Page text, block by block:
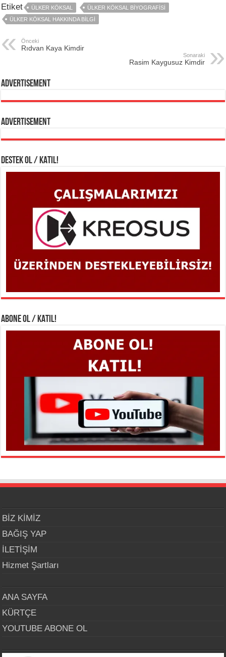
Etiket ÜLKER KÖKSAL
ÜLKER KÖKSAL BIYOGRAFISI
ÜLKER KÖKSAL HAKKINDA BILGI
Önceki
Rıdvan Kaya Kimdir
Sonaraki
Rasim Kaygusuz Kimdir
Advertisement
Advertisement
DESTEK OL / KATIL!
ABONE OL / KATIL!
BİZ KİMİZ
BAĞIŞ YAP
İLETİŞİM
Hizmet Şartları
ANA SAYFA
KÜRTÇE
YOUTUBE ABONE OL